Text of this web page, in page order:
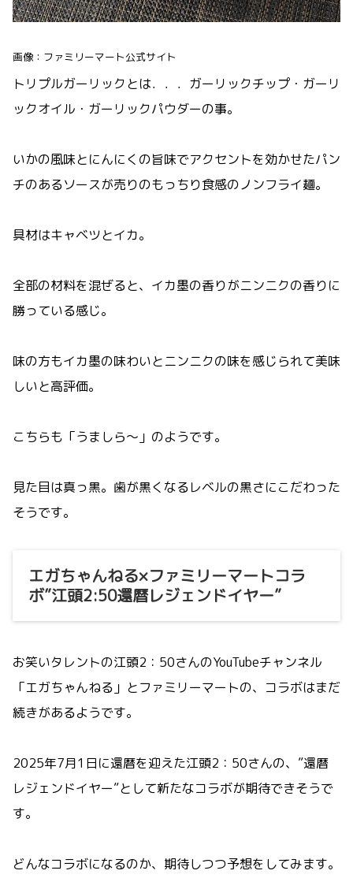
画像：ファミリーマート公式サイト
トリプルガーリックとは．．．ガーリックチップ・ガーリ
ックオイル・ガーリックパウダーの事。
いかの風味とにんにくの旨味でアクセントを効かせたパン
チのあるソースが売りのもっちり食感のノンフライ麺。
具材はキャベツとイカ。
全部の材料を混ぜると、イカ墨の香りがニンニクの香りに
勝っている感じ。
味の方もイカ墨の味わいとニンニクの味を感じられて美味
しいと高評価。
こちらも「うましら～」のようです。
見た目は真っ黒。歯が黒くなるレベルの黒さにこだわった
そうです。
エガちゃんねる×ファミリーマートコラ
ボ”江頭2:50還暦レジェンドイヤー”
お笑いタレントの江頭2：50さんのYouTubeチャンネル
「エガちゃんねる」とファミリーマートの、コラボはまだ
続きがあるようです。
2025年7月1日に還暦を迎えた江頭2：50さんの、”還暦
レジェンドイヤー”として新たなコラボが期待できそうで
す。
どんなコラボになるのか、期待しつつ予想をしてみます。